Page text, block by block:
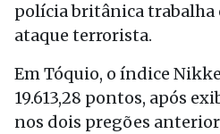
polícia britânica trabalha
ataque terrorista.
Em Tóquio, o índice
19.613,28 pontos, após
nos dois pregões